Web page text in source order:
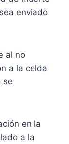
enviado
al no
a la celda
se
en la
a la